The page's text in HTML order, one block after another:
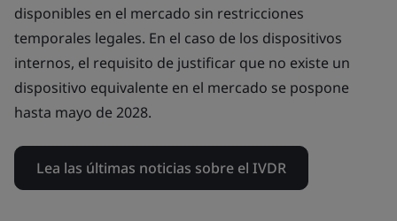
disponibles en el mercado sin restricciones
temporales legales. En el caso de los dispositivos
internos, el requisito de justificar que no existe un
dispositivo equivalente en el mercado se pospone
hasta mayo de 2028.
Lea las últimas noticias sobre el IVDR